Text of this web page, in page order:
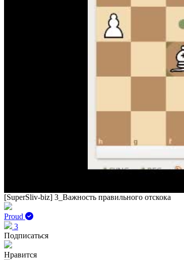
[SuperSliv-biz] 3_Важность правильного отскока
Proud
3
Подписаться
Нравится